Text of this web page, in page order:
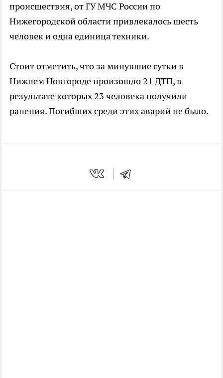
происшествия, от ГУ МЧС России по
Нижегородской области привлекалось шесть
человек и одна единица техники.
Стоит отметить, что за минувшие сутки в
Нижнем Новгороде произошло 21 ДТП, в
результате которых 23 человека получили
ранения. Погибших среди этих аварий не было.